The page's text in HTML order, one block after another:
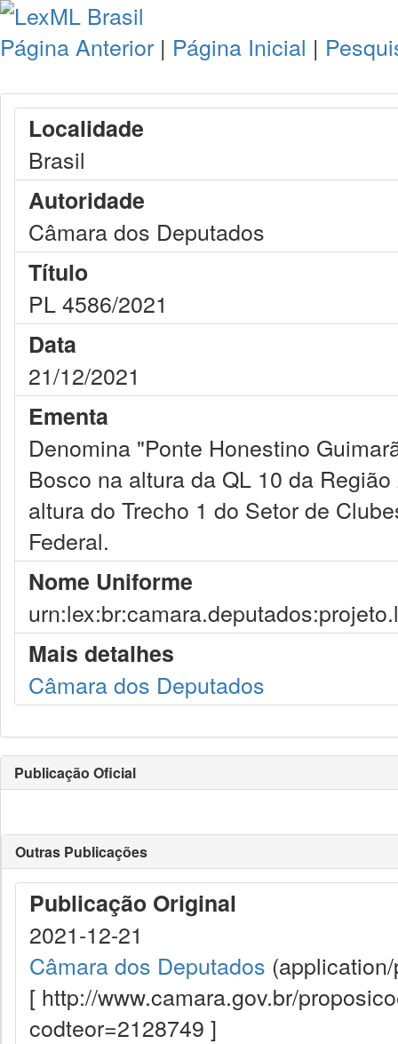
Página Anterior | Página Inicial |
Localidade
Brasil
Autoridade
Câmara dos Deputados
Título
PL 4586/2021
Data
21/12/2021
Ementa
Denomina "Ponte Honestino
Bosco na altura da QL 10 da
altura do Trecho 1 do Setor de
Federal.
Nome Uniforme
Mais detalhes
Câmara dos Deputados
Publicação Oficial
Outras Publicações
Publicação Original
2021-12-21
Câmara dos Deputados
[ http://www.camara.gov.br/
codteor=2128749 ]